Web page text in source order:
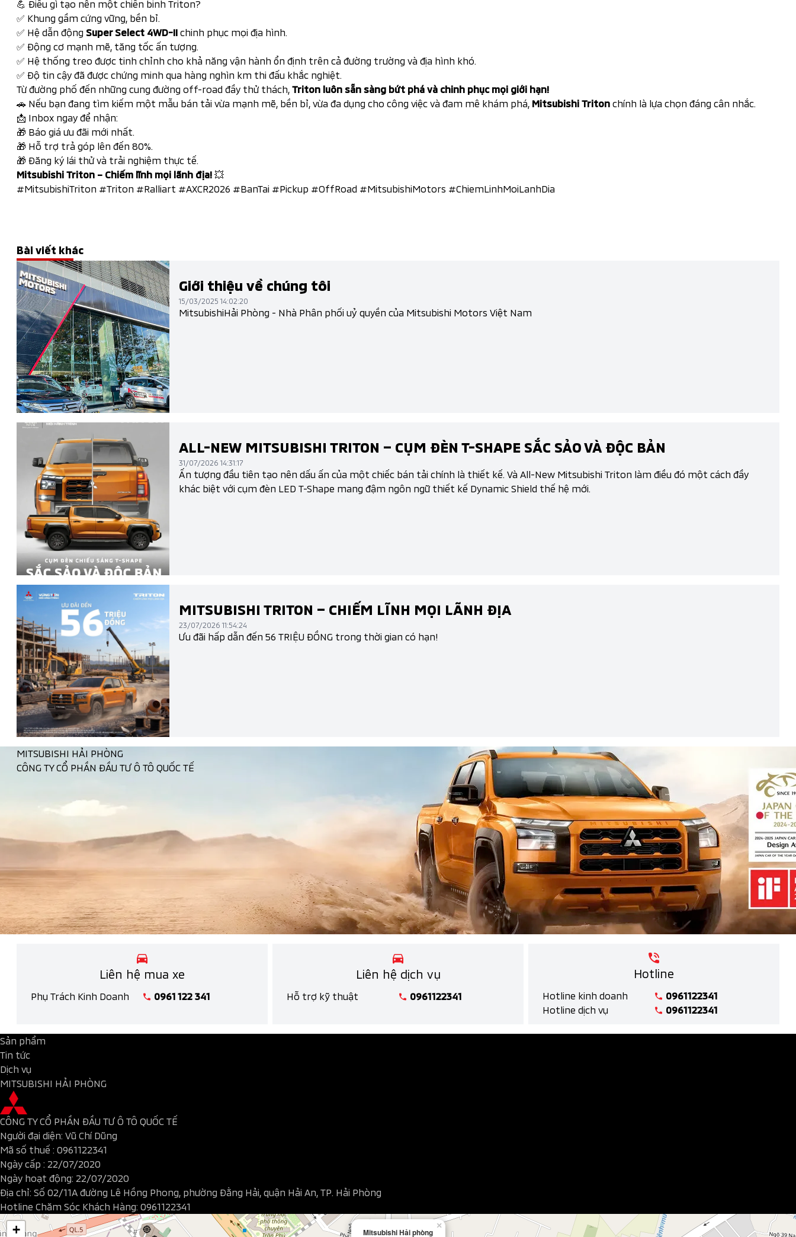
💪 Điều gì tạo nên một chiến binh Triton?
✅ Khung gầm cứng vững, bền bỉ.
✅ Hệ dẫn động Super Select 4WD-II chinh phục mọi địa hình.
✅ Động cơ mạnh mẽ, tăng tốc ấn tượng.
✅ Hệ thống treo được tinh chỉnh cho khả năng vận hành ổn định trên cả đường trường và địa hình khó.
✅ Độ tin cậy đã được chứng minh qua hàng nghìn km thi đấu khắc nghiệt.
Từ đường phố đến những cung đường off-road đầy thử thách, Triton luôn sẵn sàng bứt phá và chinh phục mọi giới hạn!
🚗 Nếu bạn đang tìm kiếm một mẫu bán tải vừa mạnh mẽ, bền bỉ, vừa đa dụng cho công việc và đam mê khám phá, Mitsubishi Triton chính là lựa chọn đáng cân nhắc.
📩 Inbox ngay để nhận:
🎁 Báo giá ưu đãi mới nhất.
🎁 Hỗ trợ trả góp lên đến 80%.
🎁 Đăng ký lái thử và trải nghiệm thực tế.
Mitsubishi Triton – Chiếm lĩnh mọi lãnh địa! 💥
#MitsubishiTriton #Triton #Ralliart #AXCR2026 #BanTai #Pickup #OffRoad #MitsubishiMotors #ChiemLinhMoiLanhDia
Bài viết khác
Giới thiệu về chúng tôi
15/03/2025 14:02:20
MitsubishiHải Phòng - Nhà Phân phối uỷ quyền của Mitsubishi Motors Việt Nam
ALL-NEW MITSUBISHI TRITON – CỤM ĐÈN T-SHAPE SẮC SẢO VÀ ĐỘC BẢN
31/07/2026 14:31:17
Ấn tượng đầu tiên tạo nên dấu ấn của một chiếc bán tải chính là thiết kế. Và All-New Mitsubishi Triton làm điều đó một cách đầy
khác biệt với cụm đèn LED T-Shape mang đậm ngôn ngữ thiết kế Dynamic Shield thế hệ mới.
MITSUBISHI TRITON – CHIẾM LĨNH MỌI LÃNH ĐỊA
23/07/2026 11:54:24
Ưu đãi hấp dẫn đến 56 TRIỆU ĐỒNG trong thời gian có hạn!
MITSUBISHI HẢI PHÒNG
CÔNG TY CỔ PHẦN ĐẦU TƯ Ô TÔ QUỐC TẾ
Liên hệ mua xe
Phụ Trách Kinh Doanh 0961 122 341
Liên hệ dịch vụ
Hỗ trợ kỹ thuật 0961122341
Hotline
Hotline kinh doanh
Hotline dịch vụ
0961122341
0961122341
Sản phẩm
Tin tức
Dịch vụ
MITSUBISHI HẢI PHÒNG
CÔNG TY CỔ PHẦN ĐẦU TƯ Ô TÔ QUỐC TẾ
Người đại diện: Vũ Chí Dũng
Mã số thuế : 0961122341
Ngày cấp : 22/07/2020
Ngày hoạt động: 22/07/2020
Địa chỉ: Số 02/11A đường Lê Hồng Phong, phường Đằng Hải, quận Hải An, TP. Hải Phòng
Hotline Chăm Sóc Khách Hàng: 0961122341
Mitsubishi Hải phòng
×
+